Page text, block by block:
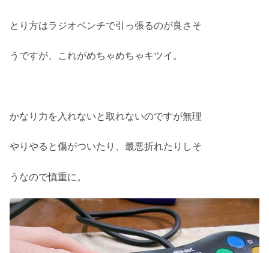
とり方はラジオペンチで引っ張るのが良さそ
うですが、これがめちゃめちゃキツイ。
かなり力を入れないと取れないのですが無理
やりやると傷がついたり、最悪折れたりしそ
うなので慎重に。